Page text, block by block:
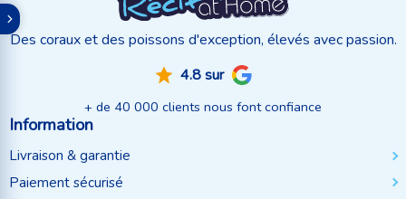
Des coraux et des poissons d'exception, élevés avec passion.
4.8 sur
+ de 40 000 clients nous font confiance
Information
Livraison & garantie
Paiement sécurisé